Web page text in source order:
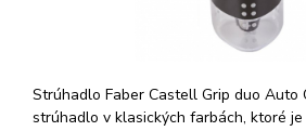
Strúhadlo Faber Castell Grip duo Auto
strúhadlo v klasických farbách, ktoré